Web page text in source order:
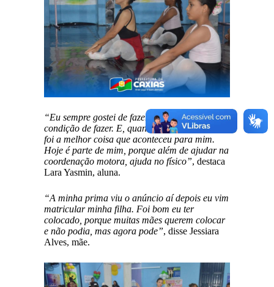
“Eu sempre gostei de fazer, mas não tinha
condição de fazer. E, quando a escola apareceu
foi a melhor coisa que aconteceu para mim.
Hoje é parte de mim, porque além de ajudar na
coordenação motora, ajuda no físico”, destaca
Lara Yasmin, aluna.
“A minha prima viu o anúncio aí depois eu vim
matricular minha filha. Foi bom eu ter
colocado, porque muitas mães querem colocar
e não podia, mas agora pode”, disse Jessiara
Alves, mãe.